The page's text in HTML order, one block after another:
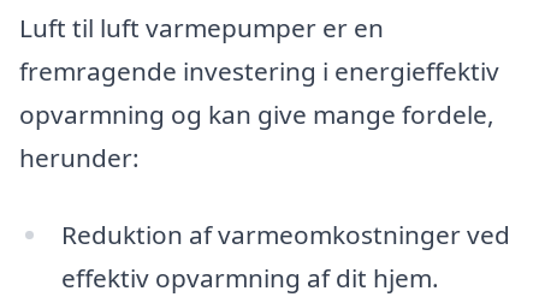
Luft til luft varmepumper er en
fremragende investering i energieffektiv
opvarmning og kan give mange fordele,
herunder:
Reduktion af varmeomkostninger ved
effektiv opvarmning af dit hjem.